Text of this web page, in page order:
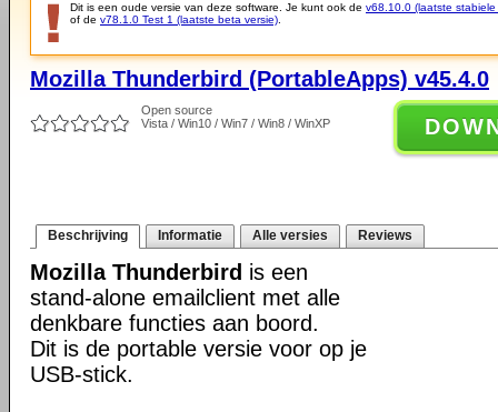
Dit is een oude versie van deze software. Je kunt ook de v68.10.0 (laatste stabiele
of de v78.1.0 Test 1 (laatste beta versie)
Mozilla Thunderbird (PortableApps) v45.4.0
Open source
Vista / Win10 / Win7 / Win8 / WinXP
Beschrijving Informatie Alle versies Reviews
Mozilla Thunderbird is een
stand-alone emailclient met alle
denkbare functies aan boord.
Dit is de portable versie voor op je
USB-stick.